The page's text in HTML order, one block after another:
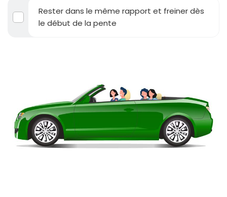
Rester dans le même rapport et freiner dès
le début de la pente